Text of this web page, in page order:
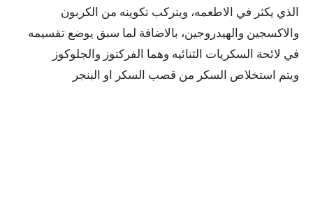
الذي يكثر في الاطعمه، ويتركب تكوينه من الكربون
والاكسجين والهيدروجين، بالاضافة لما سبق يوضع تقسيمه
في لائحة السكريات الثنائيه وهما الفركتوز والجلوكوز
ويتم استخلاص السكر من قصب السكر او البنجر